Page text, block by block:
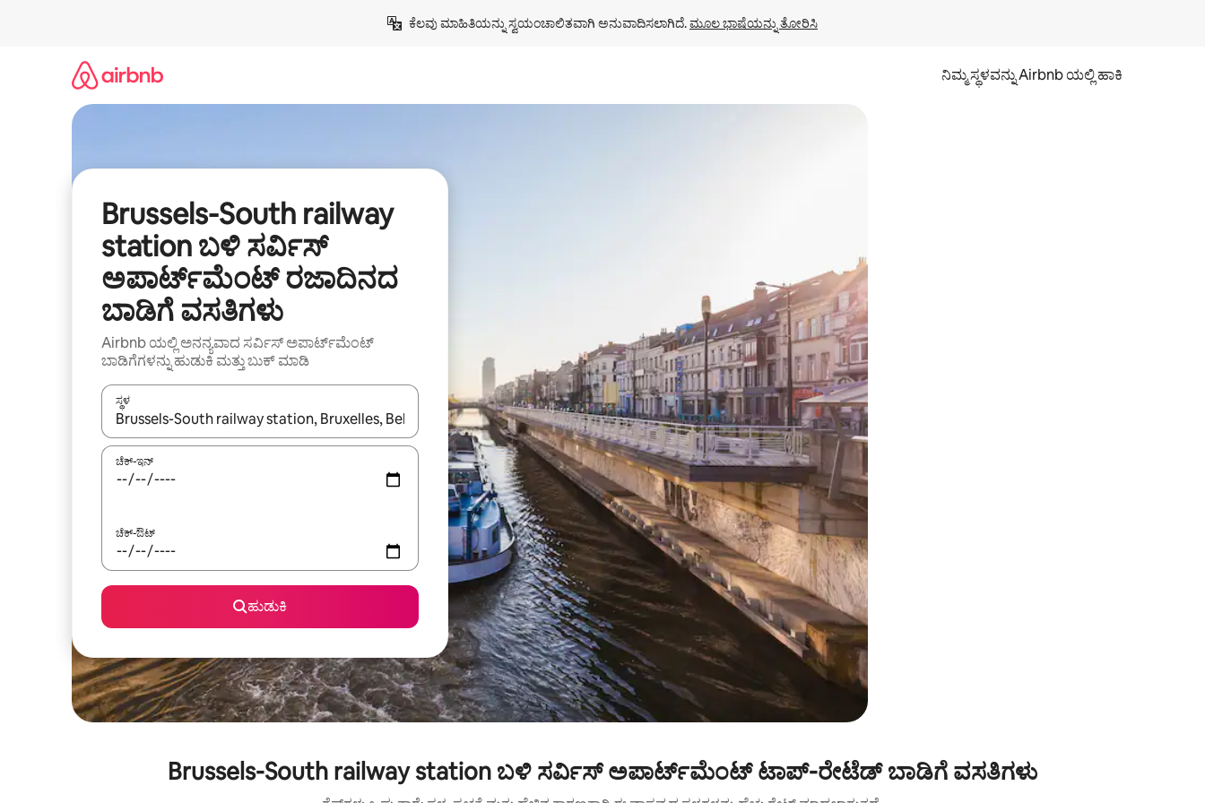
ಕೆಲವು ಮಾಹಿತಿಯನ್ನು ಸ್ವಯಂಚಾಲಿತವಾಗಿ ಅನುವಾದಿಸಲಾಗಿದೆ. ಮೂಲ ಭಾಷೆಯನ್ನು ತೋರಿಸಿ
ನಿಮ್ಮ ಸ್ಥಳವನ್ನು Airbnb ಯಲ್ಲಿ ಹಾಕಿ
Brussels-South railway
station ಬಳಿ ಸರ್ವಿಸ್
ಅಪಾರ್ಟ್‌ಮೆಂಟ್ ರಜಾದಿನದ
ಬಾಡಿಗೆ ವಸತಿಗಳು
Airbnb ಯಲ್ಲಿ ಅನನ್ಯವಾದ ಸರ್ವಿಸ್ ಅಪಾರ್ಟ್‌ಮೆಂಟ್
ಬಾಡಿಗೆಗಳನ್ನು ಹುಡುಕಿ ಮತ್ತು ಬುಕ್ ಮಾಡಿ
ಸ್ಥಳ
ಫಲಿತಾಂಶಗಳು ಲಭ್ಯವಿರುವಾಗ, ಅಪ್ ಮತ್ತು ಡೌನ್ ಬಾಣದ ಕೀಲಿಗಳೊಂದಿಗೆ ನ್ಯಾವಿಗೇಟ್ ಮಾಡಿ ಅಥವಾ ಸ್ಪರ್ಶ ಅಥವಾ ಸ್ವೈಪ್ ಗೆಸ್ಚರ್‌ಗಳ ಮೂಲಕ ಅನ್ವೇಷಿಸಿ.
ಚೆಕ್-ಇನ್
ಚೆಕ್-ಔಟ್
ಹುಡುಕಿ
Brussels-South railway station ಬಳಿ ಸರ್ವಿಸ್ ಅಪಾರ್ಟ್‌ಮೆಂಟ್ ಟಾಪ್-ರೇಟೆಡ್ ಬಾಡಿಗೆ ವಸತಿಗಳು